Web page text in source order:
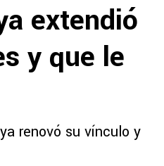
extendió
y que le
renovó su vínculo y